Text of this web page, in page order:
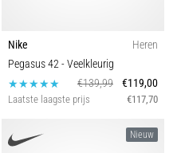
Nike
Heren
Pegasus 42- Veelkleurig
€139,99
€119,00
Laatste laagste prijs €117,70
Nieuw